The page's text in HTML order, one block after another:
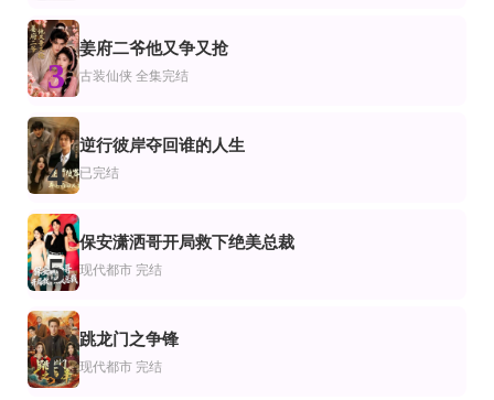
要债不能停
喜欢你(2026)
李子杰,韩佳卉
我的仙界食谱随机刷新，客人馋疯了第二季
全集完结
迟到的热恋
全88集
庄园保姆，成了全家白月光!
翟欣然&高铭屿
全集完结
我能听见前任的心声
正片
迟遇清欢第二季
全集完结
劫心为牢
已完结
厉总离婚请别怂
3
姜府二爷他又争又抢
古装仙侠 全集完结
4
逆行彼岸夺回谁的人生
已完结
5
保安潇洒哥开局救下绝美总裁
现代都市 完结
6
跳龙门之争锋
现代都市 完结